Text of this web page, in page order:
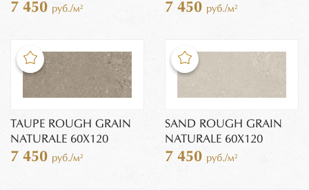
7 450 руб./м² 7 450 руб./м²
TAUPE ROUGH GRAIN
NATURALE 60X120
7 450 руб./м²
SAND ROUGH GRAIN
NATURALE 60X120
7 450 руб./м²